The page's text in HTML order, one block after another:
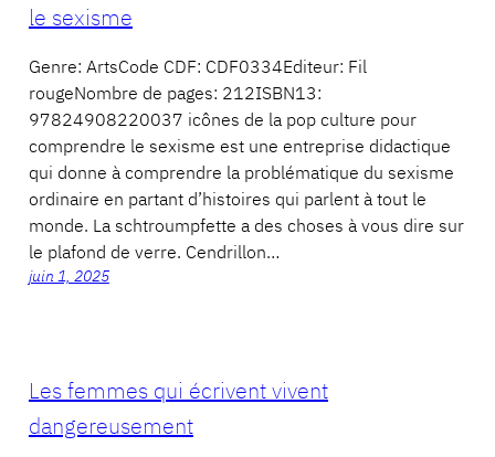
le sexisme
Genre: ArtsCode CDF: CDF0334Editeur: Fil
rougeNombre de pages: 212ISBN13:
97824908220037 icônes de la pop culture pour
comprendre le sexisme est une entreprise didactique
qui donne à comprendre la problématique du sexisme
ordinaire en partant d’histoires qui parlent à tout le
monde. La schtroumpfette a des choses à vous dire sur
le plafond de verre. Cendrillon…
juin 1, 2025
Les femmes qui écrivent vivent
dangereusement